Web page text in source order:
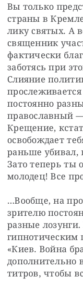
Вы только
страны в
лику святых. А
священник
фактически
заботясь при
Слияние
постоянно
православный
Крещение,
освобождает
раньше убивал,
Зато теперь ты
молодец! Все
…Вообще, на
зрителю
разные
гипнотическим
«Киев. Война
дополнительно
титров, чтобы